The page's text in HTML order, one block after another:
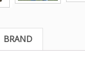
BRAND